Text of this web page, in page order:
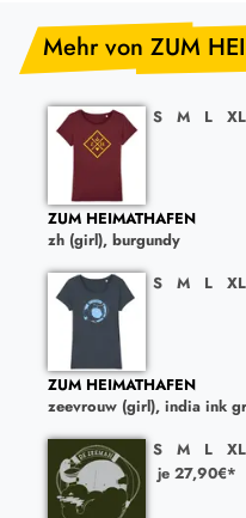
Mehr von ZUM
S M L XL
ZUM HEIMATHAFEN
zh (girl), burgundy
S M L XL
ZUM HEIMATHAFEN
zeevrouw (girl), india ink
S M L XL
je 27,90€*